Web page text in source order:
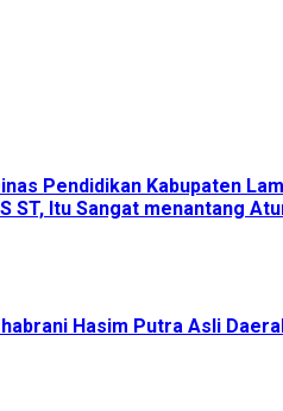
Pendidikan Kabupaten
ST, Itu Sangat menantang
Hasim Putra Asli